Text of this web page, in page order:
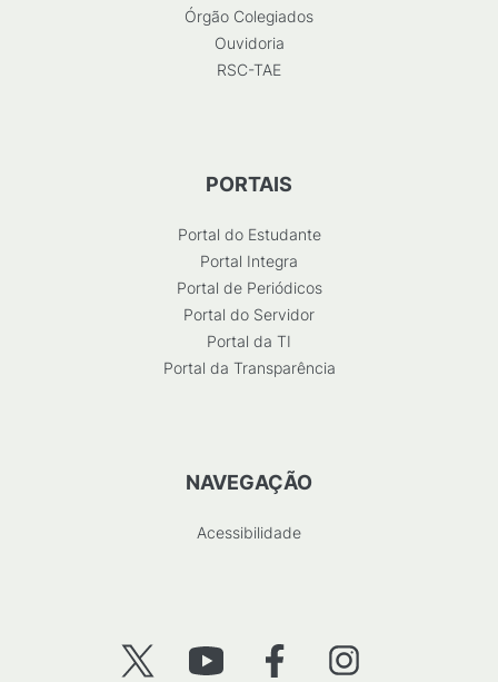
Órgão Colegiados
Ouvidoria
RSC-TAE
PORTAIS
Portal do Estudante
Portal Integra
Portal de Periódicos
Portal do Servidor
Portal da TI
Portal da Transparência
NAVEGAÇÃO
Acessibilidade